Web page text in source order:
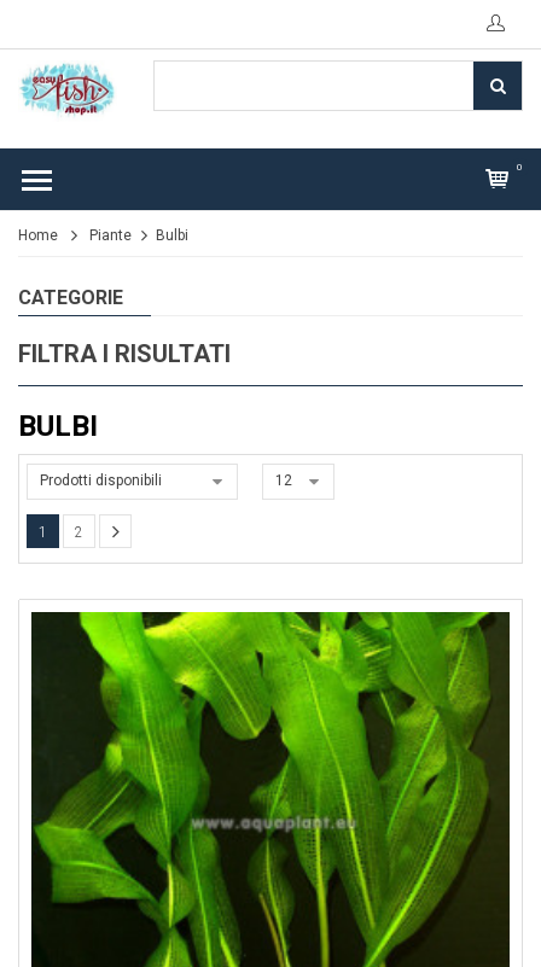
0
Home Piante Bulbi
CATEGORIE
FILTRA I RISULTATI
BULBI
Prodotti disponibili 12
1 2